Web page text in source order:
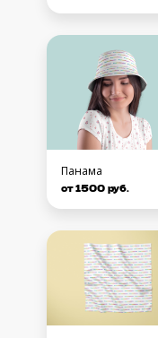
Панама
от 1500 руб.